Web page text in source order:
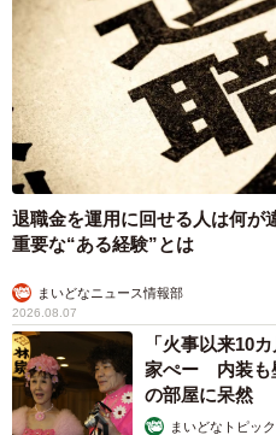
退職金を運用に回せる人は何が
重要な“ある経験”とは
まいどなニュース情報部
2026.08.07
「火事以来10
家ぺー 内装も
の部屋に呆然
まいどなトピック